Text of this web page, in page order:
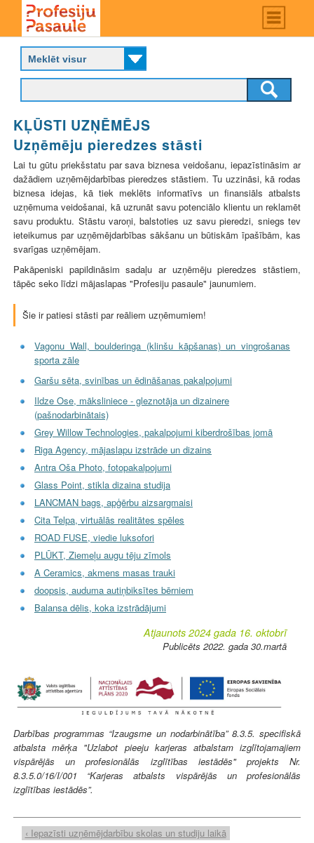
main
content
Main
menu
P
o
f
e
i
j
u
p
a
s
a
u
l
e
KĻŪSTI UZŅĒMĒJS
Uzņēmēju pieredzes stāsti
Lai tu gūtu priekšstatu par sava biznesa veidošanu, iepazīstināsim ar
dažādiem uzņēmējdarbības pieredzes stāstiem. Tu uzzināsi, kā rodas
biznesa idejas, kā tiek meklēts informatīvs un finansiāls atbalsts
uzņēmuma veidošanai, kā uzrunāt savu potenciālo klientu un reklamēt
savu produktu. Stāstu varoņi, balstoties uz savu pieredzi, sniegs tev
ieteikumus par uzņēmējdarbības sākšanu un būtiskām īpašībām, kas
svarīgas uzņēmējam.
Pakāpeniski papildināsim sadaļu ar uzņēmēju pieredzes stāstiem,
tāpēc seko līdzi mājaslapas "Profesiju pasaule" jaunumiem.
Šie ir patiesi stāsti par reāliem uzņēmumiem!
Vagonu Wall, boulderinga (klinšu kāpšanas) un vingrošanas
sporta zāle
Garšu sēta, svinības un ēdināšanas pakalpojumi
Ildze Ose, māksliniece - gleznotāja un dizainere
(pašnodarbinātais)
Grey Willow Technologies, pakalpojumi kiberdrošības jomā
Riga Agency, mājaslapu izstrāde un dizains
Antra Oša Photo, fotopakalpojumi
Glass Point, stikla dizaina studija
LANCMAN bags, apģērbu aizsargmaisi
Cita Telpa, virtuālās realitātes spēles
ROAD FUSE, viedie luksofori
PLŪKT, Ziemeļu augu tēju zīmols
A Ceramics, akmens masas trauki
doopsis, auduma autiņbiksītes bērniem
Balansa dēlis, koka izstrādājumi
Atjaunots 2024 gada 16. oktobrī
Publicēts 2022. gada 30.martā
Darbības programmas “Izaugsme un nodarbinātība” 8.3.5. specifiskā
atbalsta mērķa "Uzlabot pieeju karjeras atbalstam izglītojamajiem
vispārējās un profesionālās izglītības iestādēs" projekts Nr.
8.3.5.0/16/I/001 “Karjeras atbalsts vispārējās un profesionālās
izglītības iestādēs”.
‹ Iepazīsti uzņēmējdarbību skolas un studiju laikā